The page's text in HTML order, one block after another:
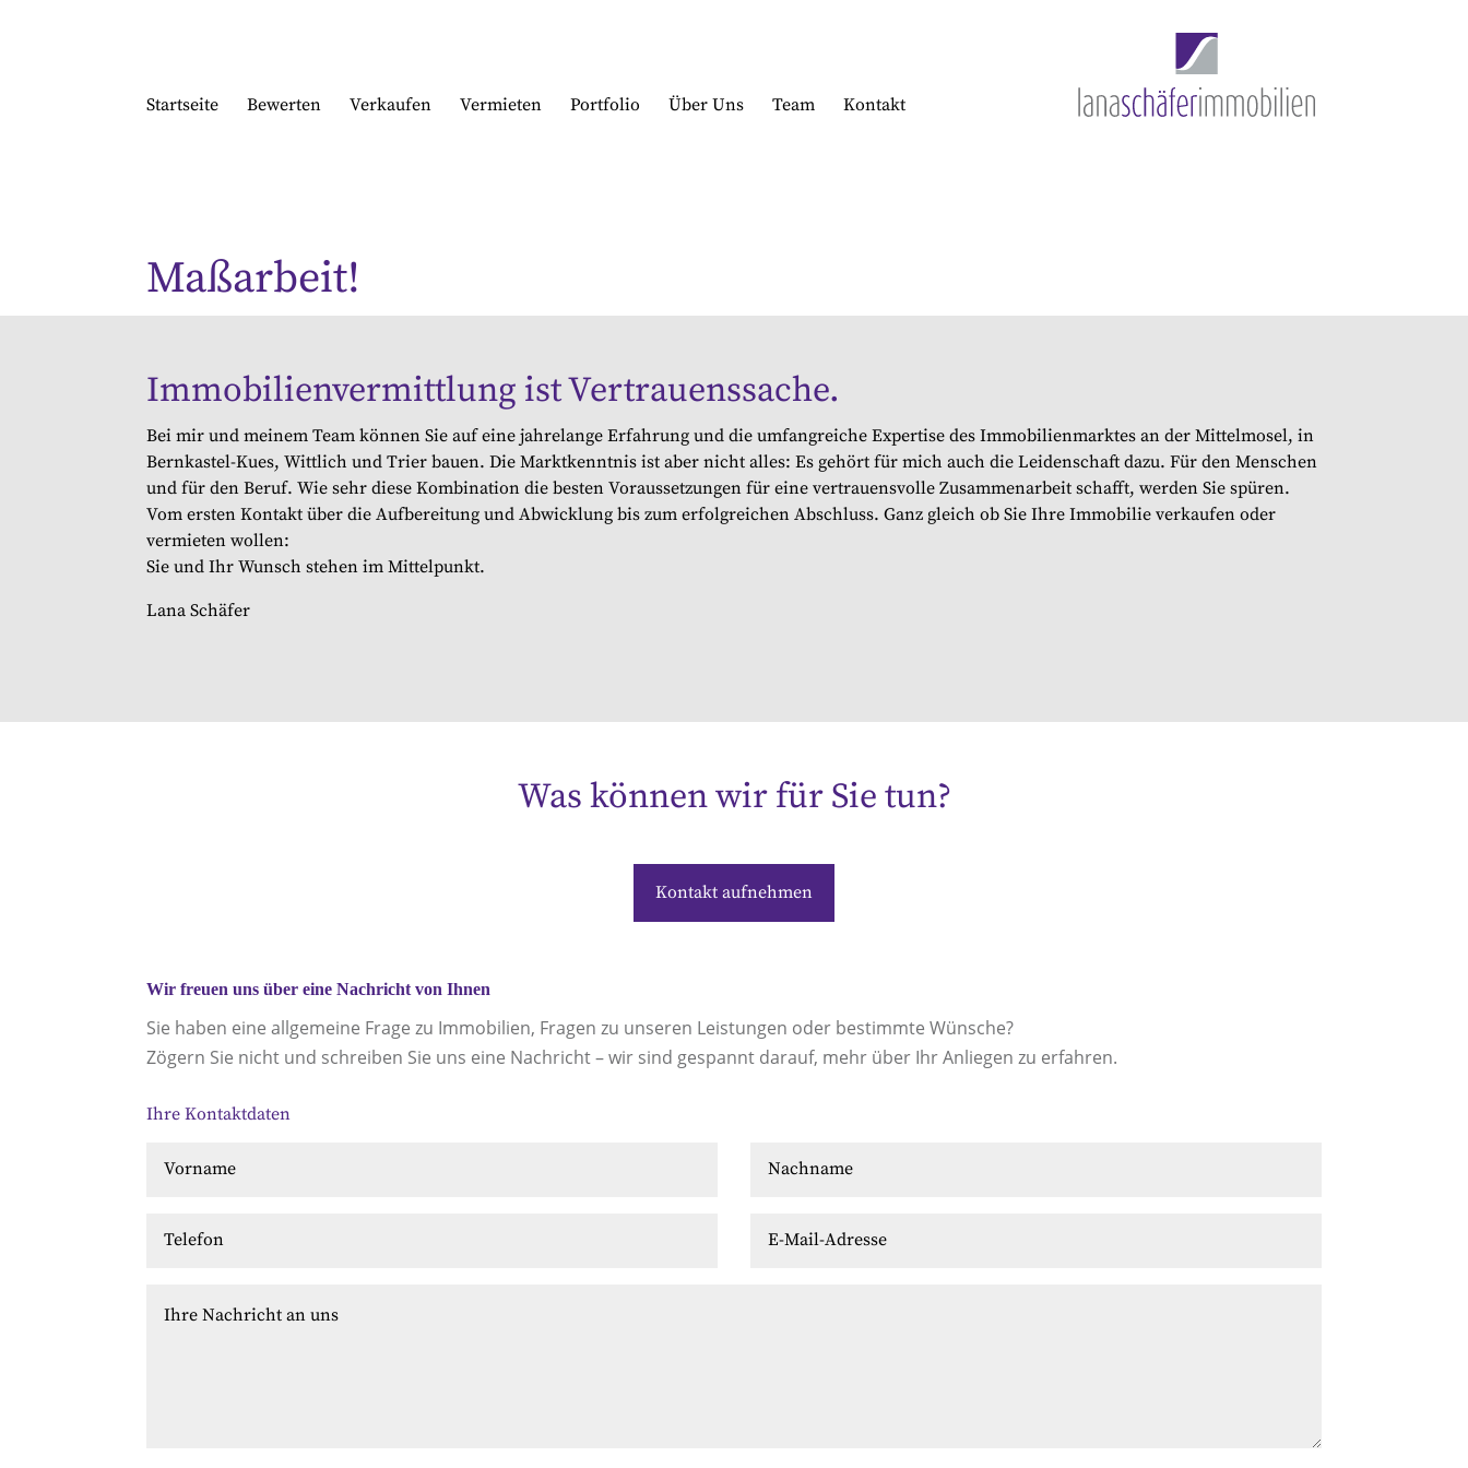
Startseite Bewerten Verkaufen Vermieten Portfolio Über Uns Team Kontakt
Maßarbeit!
Immobilien­­­vermittlung ist Vertrauens­sache.
Bei mir und meinem Team können Sie auf eine jahrelange Erfahrung und die umfangreiche Expertise des Immobilienmarktes an der Mittelmosel, in
Bernkastel-Kues, Wittlich und Trier bauen. Die Marktkenntnis ist aber nicht alles: Es gehört für mich auch die Leidenschaft dazu. Für den Menschen
und für den Beruf. Wie sehr diese Kombination die besten Voraussetzungen für eine vertrauensvolle Zusammenarbeit schafft, werden Sie spüren.
Vom ersten Kontakt über die Aufbereitung und Abwicklung bis zum erfolgreichen Abschluss. Ganz gleich ob Sie Ihre Immobilie verkaufen oder
vermieten wollen:
Sie und Ihr Wunsch stehen im Mittelpunkt.
Lana Schäfer
Was können wir für Sie tun?
Kontakt aufnehmen
Wir freuen uns über eine Nachricht von Ihnen
Sie haben eine allgemeine Frage zu Immobilien, Fragen zu unseren Leistungen oder bestimmte Wünsche?
Zögern Sie nicht und schreiben Sie uns eine Nachricht – wir sind gespannt darauf, mehr über Ihr Anliegen zu erfahren.
Ihre Kontaktdaten